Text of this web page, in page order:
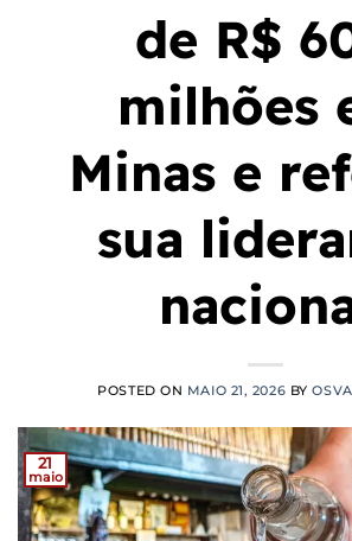
de R$
milhões
Minas e
sua
POSTED ON MAIO 21, 2026 BY
21
maio